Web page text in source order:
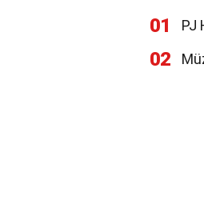
01 PJ
02